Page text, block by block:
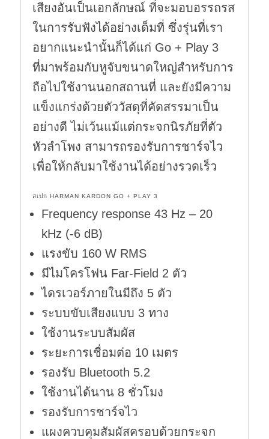
เสียงอันเป็นเอกลักษณ์ ที่จะมอบอรรถรส
ในการรับฟังได้อย่างเด็มที่ ซึ่งรุ่นที่เรา
อยากแนะนำนั้นก็ได้แก่ Go + Play 3
ที่มาพร้อมกับหูจับขนาดใหญ่สำหรับการ
ถือไปใช้งานนอกสถานที่ และยังมีความ
แข็งแกร่งด้วยตัววัสดุที่คัดสรรมาเป็น
อย่างดี ไม่เว้นแม้แต่กระจกนิรภัยที่ตัว
หัวลำโพง สามารถรองรับการชาร์จไว
เพื่อให้กลับมาใช้งานได้อย่างรวดเร็ว
สเปก HARMAN KARDON GO + PLAY 3
Frequency response 43 Hz – 20
kHz (-6 dB)
แรงขับ 160 W RMS
มีไมโครโฟน Far-Field 2 ตัว
ไดรเวอร์ภายในมีถึง 5 ตัว
ระบบขับเสียงแบบ 3 ทาง
ใช้งานระบบสัมผัส
ระยะการเชื่อมต่อ 10 เมตร
รองรับ Bluetooth 5.2
ใช้งานได้นาน 8 ชั่วโมง
รองรับการชาร์จไว
แผงควบคุมสัมผัสครอบด้วยกระจก